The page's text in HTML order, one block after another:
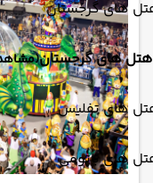
های گرجستان
هتل های گرجستان
های تفلیس
های باتومی